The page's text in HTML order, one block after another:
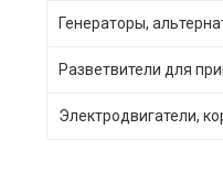
Генераторы,
Разветвители для
Электродвигатели,